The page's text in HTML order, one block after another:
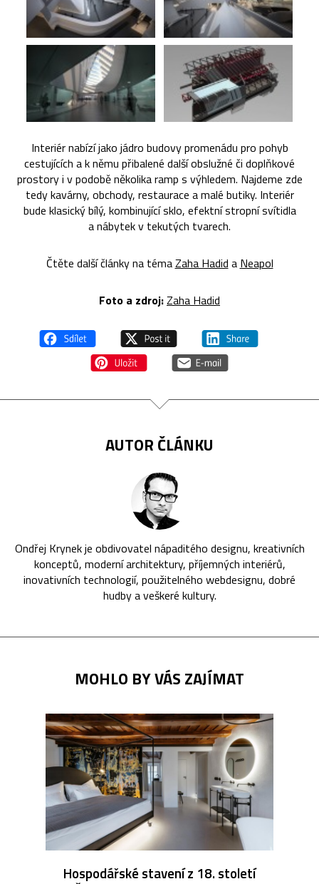
Interiér nabízí jako jádro budovy promenádu pro pohyb
cestujících a k němu přibalené další obslužné či doplňkové
prostory i v podobě několika ramp s výhledem. Najdeme zde
tedy kavárny, obchody, restaurace a malé butiky. Interiér
bude klasický bílý, kombinující sklo, efektní stropní svítidla
a nábytek v tekutých tvarech.
Čtěte další články na témaZaha Hadid a Neapol
Foto a zdroj:Zaha Hadid
AUTOR ČLÁNKU
Ondřej Krynek je obdivovatel nápaditého designu, kreativních
konceptů, moderní architektury, příjemných interiérů,
inovativních technologií, použitelného webdesignu, dobré
hudby a veškeré kultury.
MOHLO BY VÁS ZAJÍMAT
Hospodářské stavení z 18. století